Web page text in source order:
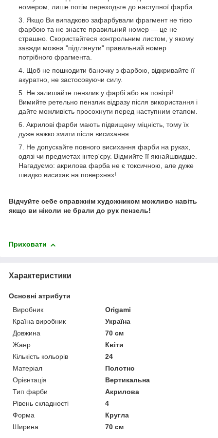
номером, лише потім переходьте до наступної фарби.
Якщо Ви випадково зафарбували фрагмент не тією
фарбою та не знаєте правильний номер — це не
страшно. Скористайтеся контрольним листом, у якому
завжди можна "підглянути" правильний номер
потрібного фрагмента.
Щоб не пошкодити баночку з фарбою, відкривайте її
акуратно, не застосовуючи силу.
Не залишайте пензлик у фарбі або на повітрі!
Вимийте ретельно пензлик відразу після використання і
дайте можливість просохнути перед наступним етапом.
Акрилові фарби мають підвищену міцність, тому їх
дуже важко змити після висихання.
Не допускайте повного висихання фарби на руках,
одязі чи предметах інтер'єру. Відмийте її якнайшвидше.
Нагадуємо: акрилова фарба не є токсичною, але дуже
швидко висихає на поверхнях!
Відчуйте себе справжнім художником можливо навіть
якщо ви ніколи не брали до рук пензель!
Приховати
Характеристики
Основні атрибути
Виробник
Origami
Країна виробник
Україна
Довжина
70 см
Жанр
Квіти
Кількість кольорів
24
Матеріал
Полотно
Орієнтація
Вертикальна
Тип фарби
Акрилова
Рівень складності
4
Форма
Кругла
Ширина
70 см